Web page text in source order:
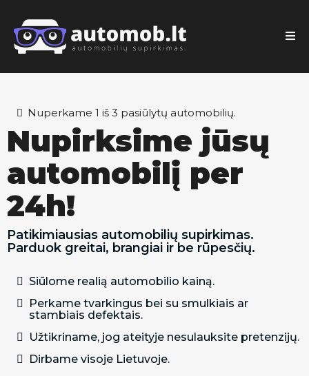
Nuperkame 1 iš 3 pasiūlytų automobilių.
Nupirksime jūsų
automobilį per
24h!
Patikimiausias automobilių supirkimas.
Parduok greitai, brangiai ir be rūpesčių.
Siūlome realią automobilio kainą.
Perkame tvarkingus bei su smulkiais ar
stambiais defektais.
Užtikriname, jog ateityje nesulauksite pretenzijų.
Dirbame visoje Lietuvoje.